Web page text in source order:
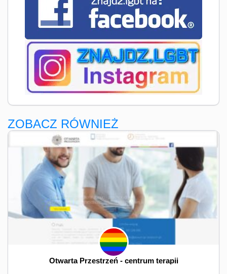
ZOBACZ RÓWNIEŻ
Otwarta Przestrzeń - centrum terapii